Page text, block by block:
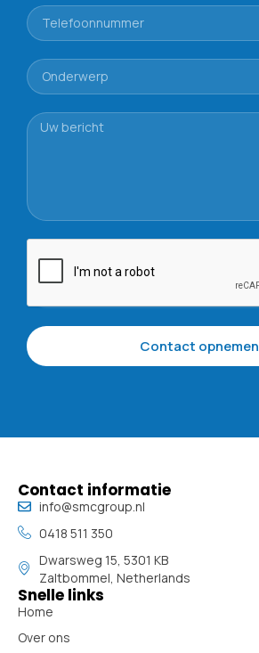
Contact opnemen
Contact informatie
info@smcgroup.nl
0418 511 350
Dwarsweg 15, 5301 KB
Zaltbommel, Netherlands
Snelle links
Home
Over ons